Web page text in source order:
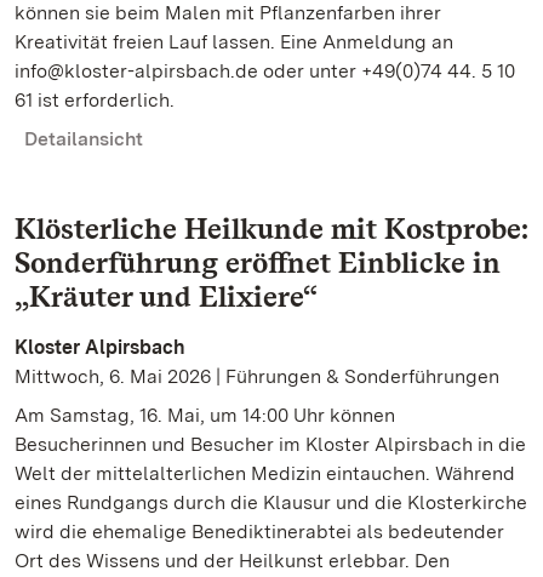
können sie beim Malen mit Pflanzenfarben ihrer
Kreativität freien Lauf lassen. Eine Anmeldung an
info@kloster-alpirsbach.de oder unter +49(0)74 44. 5 10
61 ist erforderlich.
Detailansicht
Klösterliche Heilkunde mit Kostprobe:
Sonderführung eröffnet Einblicke in
„Kräuter und Elixiere“
Kloster Alpirsbach
Mittwoch, 6. Mai 2026 | Führungen & Sonderführungen
Am Samstag, 16. Mai, um 14:00 Uhr können
Besucherinnen und Besucher im Kloster Alpirsbach in die
Welt der mittelalterlichen Medizin eintauchen. Während
eines Rundgangs durch die Klausur und die Klosterkirche
wird die ehemalige Benediktinerabtei als bedeutender
Ort des Wissens und der Heilkunst erlebbar. Den